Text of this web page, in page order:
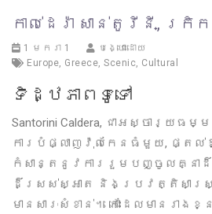
កាល់ដេរ៉ា សាន់តូរីនី, ក្រិក
1 មករា 1
បង្ហោះដោយ
Europe, Greece, Scenic, Cultural
ទិដ្ឋភាពទូទៅ
Santorini Caldera, ជាអស្ចារ្យធម្
ការបំផ្លាញវ៉ុលកែនធំមួយ, ផ្ត
កំសាន្តនូវការរួមបញ្ចូលគ្នាដ៏
ដ៏ស្រស់ស្អាត និងប្រវត្តិសាស្
មានសារៈសំខាន់។ កោះដែលមានរាងខ្